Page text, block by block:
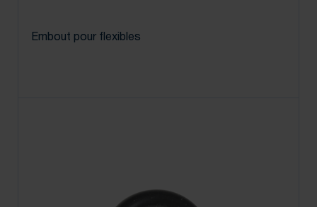
Embout pour flexibles